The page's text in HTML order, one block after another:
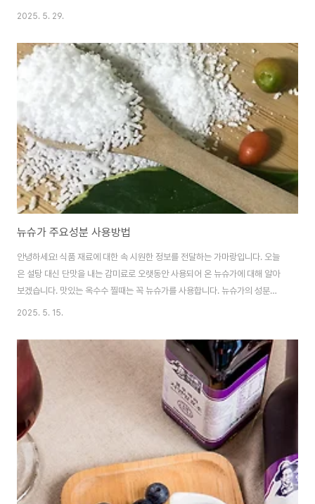
말랑한 꿀떡의 비결은 무엇일까요?글리세린 지방산 에스테르?글리세린 지방
물입니다. 글리세린은 탄수화물 대사의 중간 물질이자 지방의 구성 성분이기도
합니다. 지방산은 우리가 지방을 섭취했을 때 분해되는 기본 단위라고 생각하
시면 됩니다. 즉, 글리세린 지방산 에스테르는 자연계의 지방과 유사한 구조를
가지고 있다고 볼 수 있습니다. 이 물질은 주로 유화제(Emulsifier)로 사용되
2025. 5. 29.
뉴슈가 주요성분 사용방법
안녕하세요! 식품 재료에 대한 속 시원한 정보를 전달하는 가마랑입니다. 오늘
은 설탕 대신 단맛을 내는 감미료로 오랫동안 사용되어 온 뉴슈가에 대해 알아
보겠습니다. 맛있는 옥수수 찔때는 꼭 뉴슈가를 사용합니다. 뉴슈가의 성분부
터 다양한 사용처까지 알아보겠습니다. 뉴슈가 주요성분 무엇으로 만들어졌을
으로 하고 포도당을 혼합하여 만든 감미료 제품입니다. 시중에 판매되는 뉴슈
가 제품의 일반적인 성분 구성은 다음과 같습니다. 사카린나트륨 (Saccharin
Sodium)은 설탕의 약 200~700배에 달하는 강력한 단맛을 내는 합성 감미
료입니다. 칼로리가 거의 없어 설탕 대체재로 널리 사용됩니다. 결정포도당
(Crystalline Glucos..
2025. 5. 15.